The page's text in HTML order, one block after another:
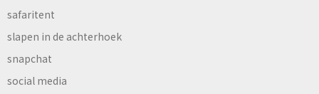
safaritent
slapen in de achterhoek
snapchat
social media